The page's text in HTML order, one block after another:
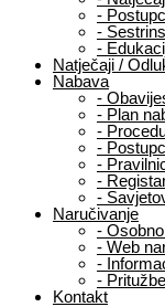
-
-
-
Natječaji /
Nabava
-
- Plan
-
-
-
-
-
Naručivanje
-
- Web
-
-
Kontakt